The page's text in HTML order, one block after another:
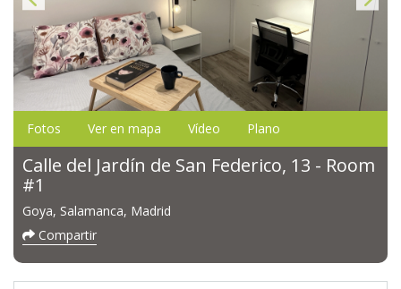
Fotos Ver en mapa Vídeo Plano
Calle del Jardín de San Federico, 13 - Room
#1
Goya, Salamanca, Madrid
Compartir